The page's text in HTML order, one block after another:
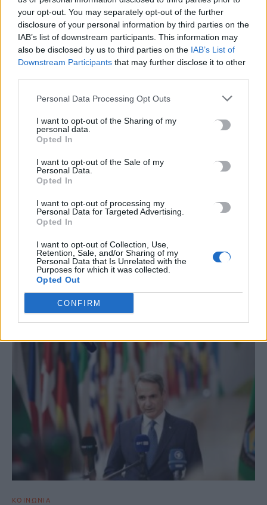
your opt-out. You may separately opt-out of the further
disclosure of your personal information by third parties on the
IAB’s list of downstream participants. This information may
also be disclosed by us to third parties on the IAB’s List of
Downstream Participants that may further disclose it to other
Personal Data Processing Opt Outs
I want to opt-out of the Sharing of my
personal data.
Opted In
I want to opt-out of the Sale of my
Personal Data.
Opted In
I want to opt-out of processing my
Personal Data for Targeted Advertising.
Opted In
I want to opt-out of Collection, Use,
Retention, Sale, and/or Sharing of my
Personal Data that Is Unrelated with the
Purposes for which it was collected.
Opted Out
CONFIRM
6 Αυγούστου, 2026
Έκτακτο επίδομα παιδιού: Ποιοι πάνε ταμείο
6 Αυγούστου, 2026
πολύτεκνες οικογένειες
6 Αυγούστου, 2026
TRENDING
ΚΑΡΤΑ ΑΓΡΟΤΗ
ΣΧΕΤΙΚΆ ΆΡΘΡΑ
ΚΟΙΝΩΝΙΑ